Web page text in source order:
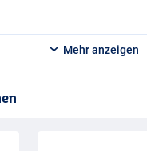
Mehr anzeigen